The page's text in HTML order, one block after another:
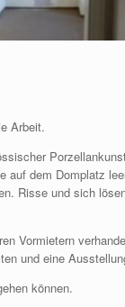
Arbeit.
dem Domplatz
Risse und sich
Vormietern
und eine
können.